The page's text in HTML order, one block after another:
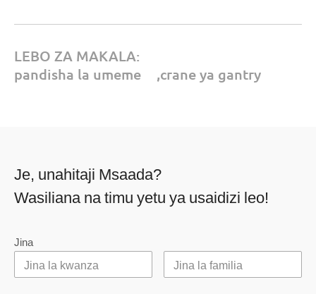
LEBO ZA MAKALA:
pandisha la umeme
,crane ya gantry
Je, unahitaji Msaada?
Wasiliana na timu yetu ya usaidizi leo!
Jina